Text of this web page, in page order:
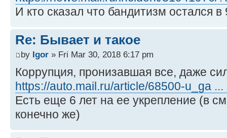
И кто сказал что бандитизм остался в
Re: Бывает и такое
by Igor » Fri Mar 30, 2018 6:17 pm
Коррупция, пронизавшая все, даже
https://auto.mail.ru/article/68500-u_ga
Есть еще 6 лет на ее укрепление (в
конечно же)